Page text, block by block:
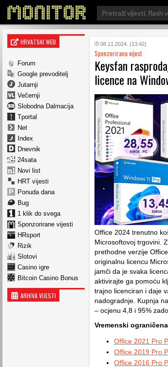
Search
for:
HRVATSKI WEB
Forum
Google prevoditelj
Jutarnji
Večernji
Slobodna Dalmacija
Tportal
Net
Index
Dnevnik
24sata
Novi list
HRT vijesti
Ponuda dana
Bug
1 klik do svega
Sponzorirane vijesti
HRsport
Rizik
Slotovi
Casino igre
Bitcoin Casino Bonus
ARHIVA VIJESTI
08.11.2024. (13:42)
Sponzorirana vijest
Keysfan
licence na
Office 2024 trenutno
Microsoftovoj trgovini.
prethodne verzije
originalnu licencu
jamči da je svaka
aktivirajte ga pomoću
trajno licenciran i daje
nadogradnje. Kupnja
– ocjenu 4,8 i 95%
Vremenski
Office 2021 Pro
Office 2019 Pro
Office 2016 Pro